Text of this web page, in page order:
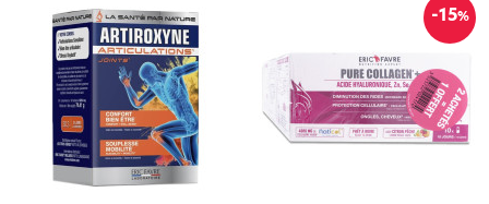
-15%